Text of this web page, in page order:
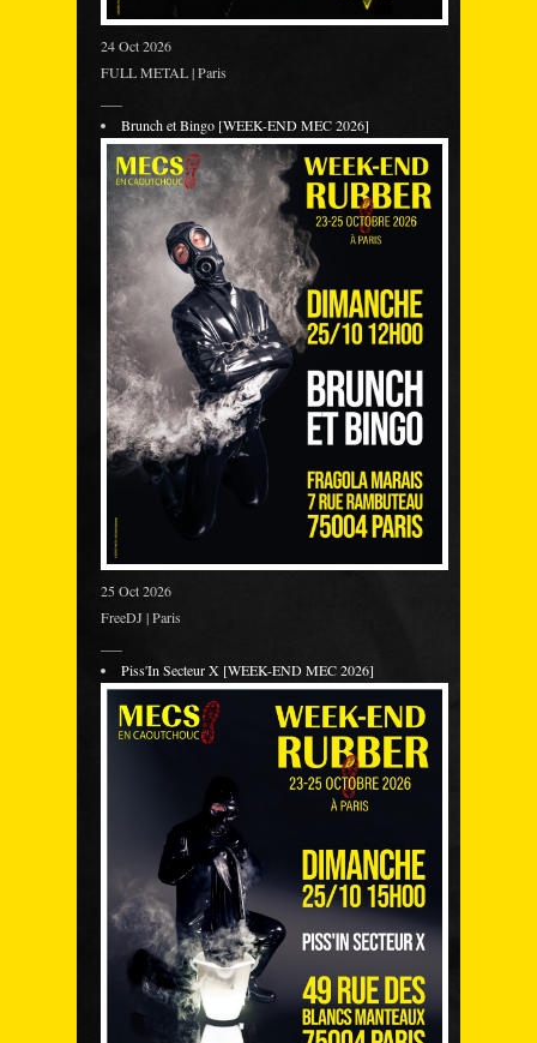
24 Oct 2026
FULL METAL | Paris
Brunch et Bingo [WEEK-END MEC 2026]
25 Oct 2026
FreeDJ | Paris
Piss'In Secteur X [WEEK-END MEC 2026]